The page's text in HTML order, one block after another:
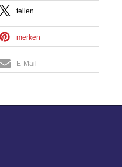
teilen
merken
E-Mail